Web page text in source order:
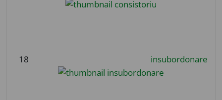
18 insubordonare